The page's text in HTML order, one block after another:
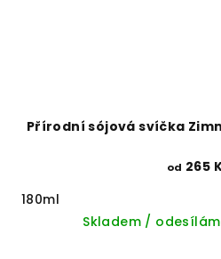
Přírodní sójová svíčka
od 265
180ml
Skladem /